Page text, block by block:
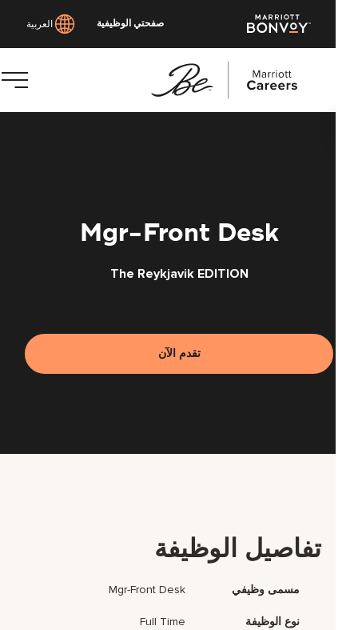
صفحتي الوظيفية العربية
Mgr-Front Desk
The Reykjavik EDITION
تقدم الآن
تفاصيل الوظيفة
مسمى وظيفي Mgr-Front Desk
نوع الوظيفة Full Time